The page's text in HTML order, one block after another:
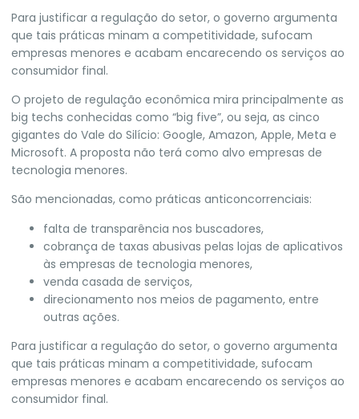
Para justificar a regulação do setor, o governo argumenta
que tais práticas minam a competitividade, sufocam
empresas menores e acabam encarecendo os serviços ao
consumidor final.
O projeto de regulação econômica mira principalmente as
big techs conhecidas como “big five”, ou seja, as cinco
gigantes do Vale do Silício: Google, Amazon, Apple, Meta e
Microsoft. A proposta não terá como alvo empresas de
tecnologia menores.
São mencionadas, como práticas anticoncorrenciais:
falta de transparência nos buscadores,
cobrança de taxas abusivas pelas lojas de aplicativos
às empresas de tecnologia menores,
venda casada de serviços,
direcionamento nos meios de pagamento, entre
outras ações.
Para justificar a regulação do setor, o governo argumenta
que tais práticas minam a competitividade, sufocam
empresas menores e acabam encarecendo os serviços ao
consumidor final.